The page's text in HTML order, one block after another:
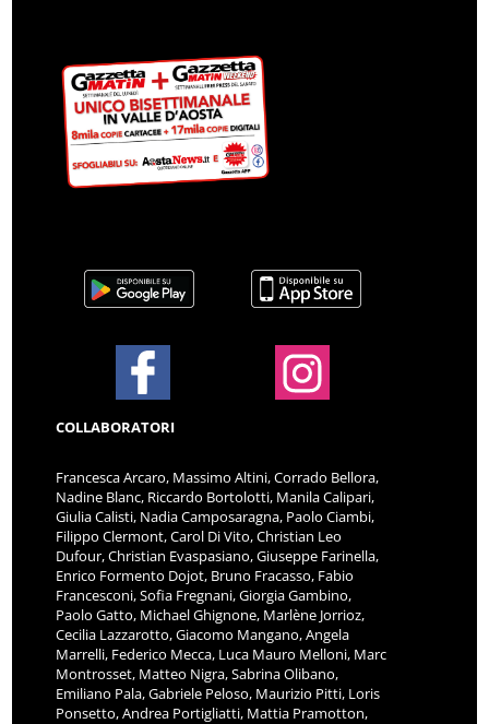
COLLABORATORI
Francesca Arcaro, Massimo Altini, Corrado Bellora,
Nadine Blanc, Riccardo Bortolotti, Manila Calipari,
Giulia Calisti, Nadia Camposaragna, Paolo Ciambi,
Filippo Clermont, Carol Di Vito, Christian Leo
Dufour, Christian Evaspasiano, Giuseppe Farinella,
Enrico Formento Dojot, Bruno Fracasso, Fabio
Francesconi, Sofia Fregnani, Giorgia Gambino,
Paolo Gatto, Michael Ghignone, Marlène Jorrioz,
Cecilia Lazzarotto, Giacomo Mangano, Angela
Marrelli, Federico Mecca, Luca Mauro Melloni, Marc
Montrosset, Matteo Nigra, Sabrina Olibano,
Emiliano Pala, Gabriele Peloso, Maurizio Pitti, Loris
Ponsetto, Andrea Portigliatti, Mattia Pramotton,